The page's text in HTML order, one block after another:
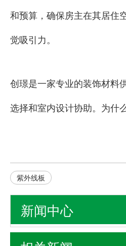
和预算，确保房主在其居住
觉吸引力。
创璟是一家专业的装饰材料
选择和室内设计协助。为什
紫外线板
新闻中心